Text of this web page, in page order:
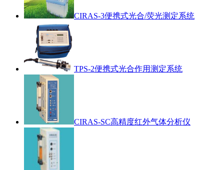
CIRAS-3便携式光合/荧光测定系统
TPS-2便携式光合作用测定系统
CIRAS-SC高精度红外气体分析仪